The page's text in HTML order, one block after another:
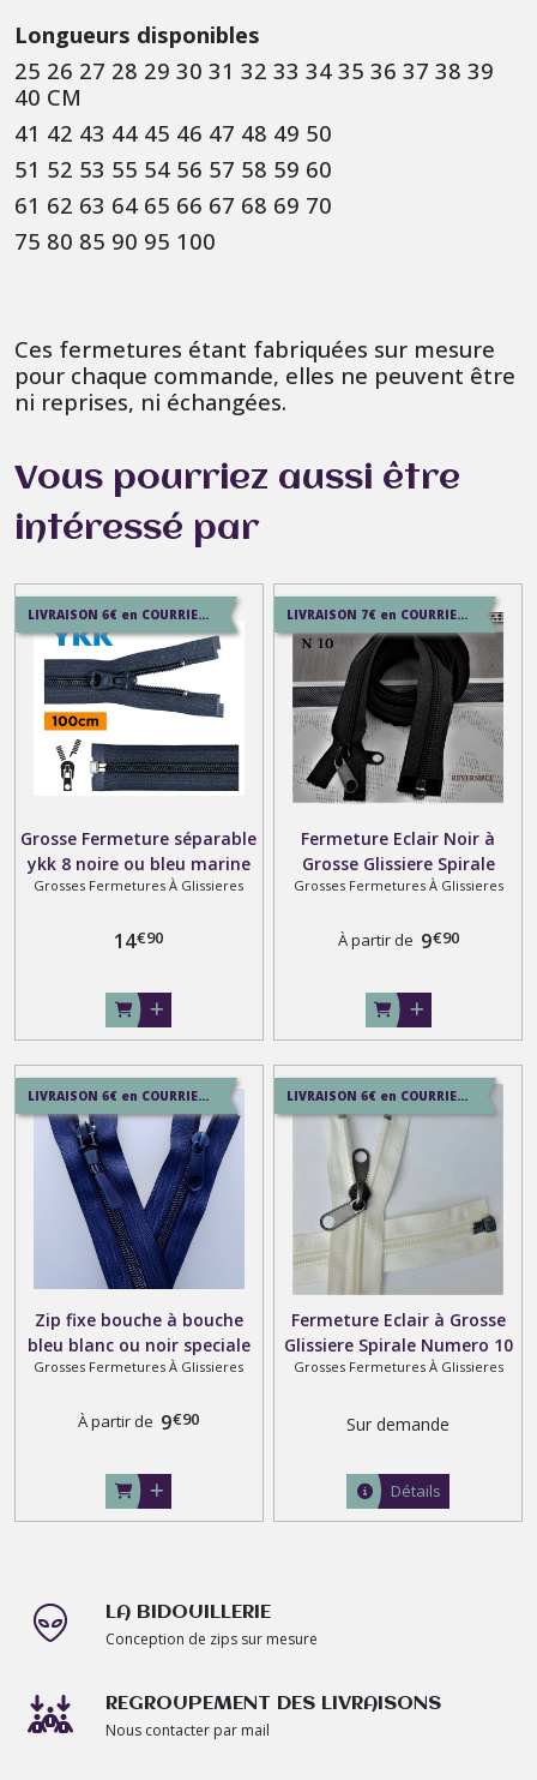
Longueurs disponibles
25 26 27 28 29 30 31 32 33 34 35 36 37 38 39
40 CM
41 42 43 44 45 46 47 48 49 50
51 52 53 55 54 56 57 58 59 60
61 62 63 64 65 66 67 68 69 70
75 80 85 90 95 100
Ces fermetures étant fabriquées sur mesure
pour chaque commande, elles ne peuvent être
ni reprises, ni échangées.
Vous pourriez aussi être
intéressé par
LIVRAISON 6€ en COURRIER SUIVI , 8.5€ en SERVICE+ , 12.9€ en COLISSIMO
Grosse Fermeture séparable
ykk 8 noire ou bleu marine
speciale moto sur mesure
Grosses Fermetures À Glissieres
14€90
LIVRAISON 7€ en COURRIER SUIVI , 8.5€ en SERVICE+ , 12.9€ en COLISSIMO
Fermeture Eclair Noir à
Grosse Glissiere Spirale
Numero 10 spécial camping
centimetres
Grosses Fermetures À Glissieres
À partir de 9€90
LIVRAISON 6€ en COURRIER SUIVI , 8.5€ en SERVICE+ , 12.9€ en COLISSIMO
Zip fixe bouche à bouche
bleu blanc ou noir speciale
combinaison sur mesure
Grosses Fermetures À Glissieres
À partir de 9€90
LIVRAISON 6€ en COURRIER SUIVI , 8.5€ en SERVICE+ , 12.9€ en COLISSIMO
Fermeture Eclair à Grosse
Glissiere Spirale Numero 10
, Sur Mesure de 20 cm à 140
multiples coloris
Grosses Fermetures À Glissieres
Sur demande
Détails
LA BIDOUILLERIE
Conception de zips sur mesure
REGROUPEMENT DES LIVRAISONS
Nous contacter par mail